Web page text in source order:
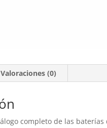
Valoraciones (0)
completo de las